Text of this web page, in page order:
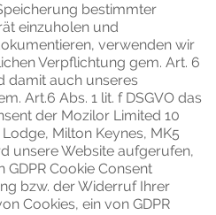
bestimmter
einzuholen und
verwenden wir
Verpflichtung gem. Art. 6
damit auch unseres
Art.6 Abs. 1 lit. f DSGVO das
der Mozilor Limited 10
Milton Keynes, MK5
unsere Website aufgerufen,
Cookie Consent
bzw. der Widerruf Ihrer
Cookies, ein von GDPR